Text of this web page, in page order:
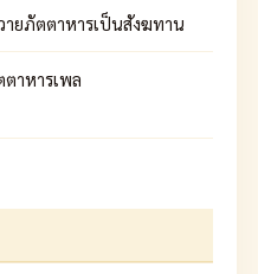
ายภัตตาหารเป็นสังฆทาน
าหารเพล